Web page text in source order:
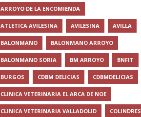
ARROYO DE LA ENCOMIENDA
ATLETICA AVILESINA AVILESINA AVILLA
BALONMANO BALONMANO ARROYO
BALONMANO SORIA BM ARROYO BNFIT
BURGOS CDBM DELICIAS CDBMDELICIAS
CLINICA VETERINARIA EL ARCA DE NOE
CLINICA VETERINARIA VALLADOLID COLINDRES